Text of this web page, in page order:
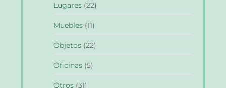
Lugares (22)
Muebles (11)
Objetos (22)
Oficinas (5)
Otros (31)